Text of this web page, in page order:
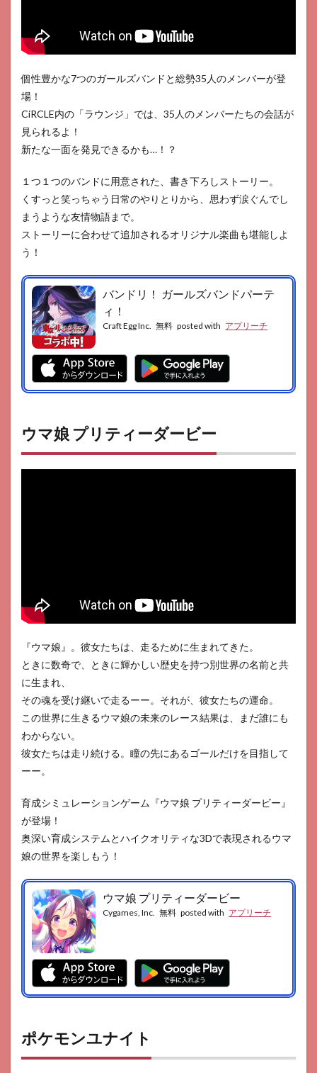
個性豊かな7つのガールズバンドと総勢35人のメンバーが登
場！
CiRCLE内の「ラウンジ」では、35人のメンバーたちの会話が
見られるよ！
新たな一面を発見できるかも…！？
１つ１つのバンドに用意された、書き下ろしストーリー。
くすっと笑っちゃう日常のやりとりから、思わず涙ぐんでし
まうような友情物語まで。
ストーリーに合わせて追加されるオリジナル楽曲も堪能しよ
う！
バンドリ！ ガールズバンドパーテ
ィ！
Craft Egg Inc. 無料 posted with アプリーチ
ウマ娘 プリティーダービー
『ウマ娘』。彼女たちは、走るために生まれてきた。
ときに数奇で、ときに輝かしい歴史を持つ別世界の名前と共
に生まれ、
その魂を受け継いで走るーー。それが、彼女たちの運命。
この世界に生きるウマ娘の未来のレース結果は、まだ誰にも
わからない。
彼女たちは走り続ける。瞳の先にあるゴールだけを目指して
ーー。
育成シミュレーションゲーム『ウマ娘 プリティーダービー』
が登場！
奥深い育成システムとハイクオリティな3Dで表現されるウマ
娘の世界を楽しもう！
ウマ娘 プリティーダービー
Cygames, Inc. 無料 posted with アプリーチ
ポケモンユナイト